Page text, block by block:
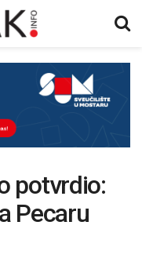
potvrdio:
Pecaru